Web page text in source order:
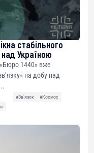
стабільного
над Україною
«Бюро 1440» вже
на добу над
#Звʼязок
#Космос